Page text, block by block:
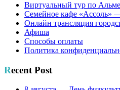
Виртуальный тур по
Семейное кафе «Ассоль»
Онлайн трансляция
Афиша
Способы оплаты
Политика
Recent Post